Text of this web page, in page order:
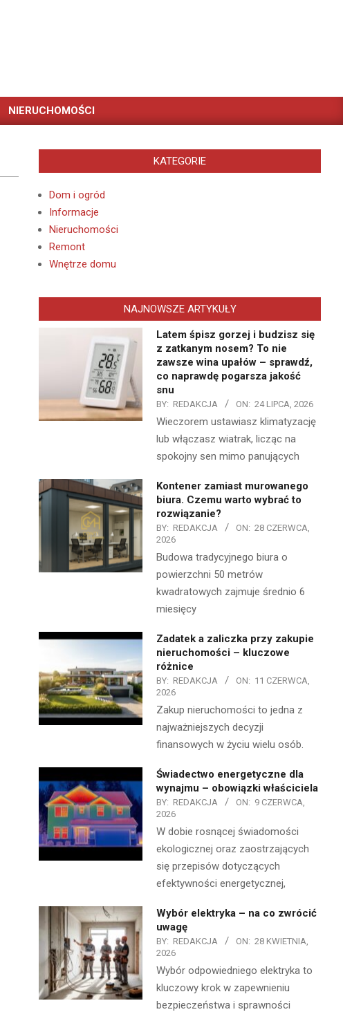
NIERUCHOMOŚCI
KATEGORIE
Dom i ogród
Informacje
Nieruchomości
Remont
Wnętrze domu
NAJNOWSZE ARTYKUŁY
Latem śpisz gorzej i budzisz się
z zatkanym nosem? To nie
zawsze wina upałów – sprawdź,
co naprawdę pogarsza jakość
snu
BY: REDAKCJA ON: 24 LIPCA, 2026
Wieczorem ustawiasz klimatyzację
lub włączasz wiatrak, licząc na
spokojny sen mimo panujących
Kontener zamiast murowanego
biura. Czemu warto wybrać to
rozwiązanie?
BY: REDAKCJA ON: 28 CZERWCA,
2026
Budowa tradycyjnego biura o
powierzchni 50 metrów
kwadratowych zajmuje średnio 6
miesięcy
Zadatek a zaliczka przy zakupie
nieruchomości – kluczowe
różnice
BY: REDAKCJA ON: 11 CZERWCA,
2026
Zakup nieruchomości to jedna z
najważniejszych decyzji
finansowych w życiu wielu osób.
Świadectwo energetyczne dla
wynajmu – obowiązki właściciela
BY: REDAKCJA ON: 9 CZERWCA,
2026
W dobie rosnącej świadomości
ekologicznej oraz zaostrzających
się przepisów dotyczących
efektywności energetycznej,
Wybór elektryka – na co zwrócić
uwagę
BY: REDAKCJA ON: 28 KWIETNIA,
2026
Wybór odpowiedniego elektryka to
kluczowy krok w zapewnieniu
bezpieczeństwa i sprawności